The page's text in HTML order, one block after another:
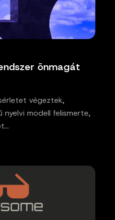
önmagát
végeztek,
nyelvi modell felismerte,